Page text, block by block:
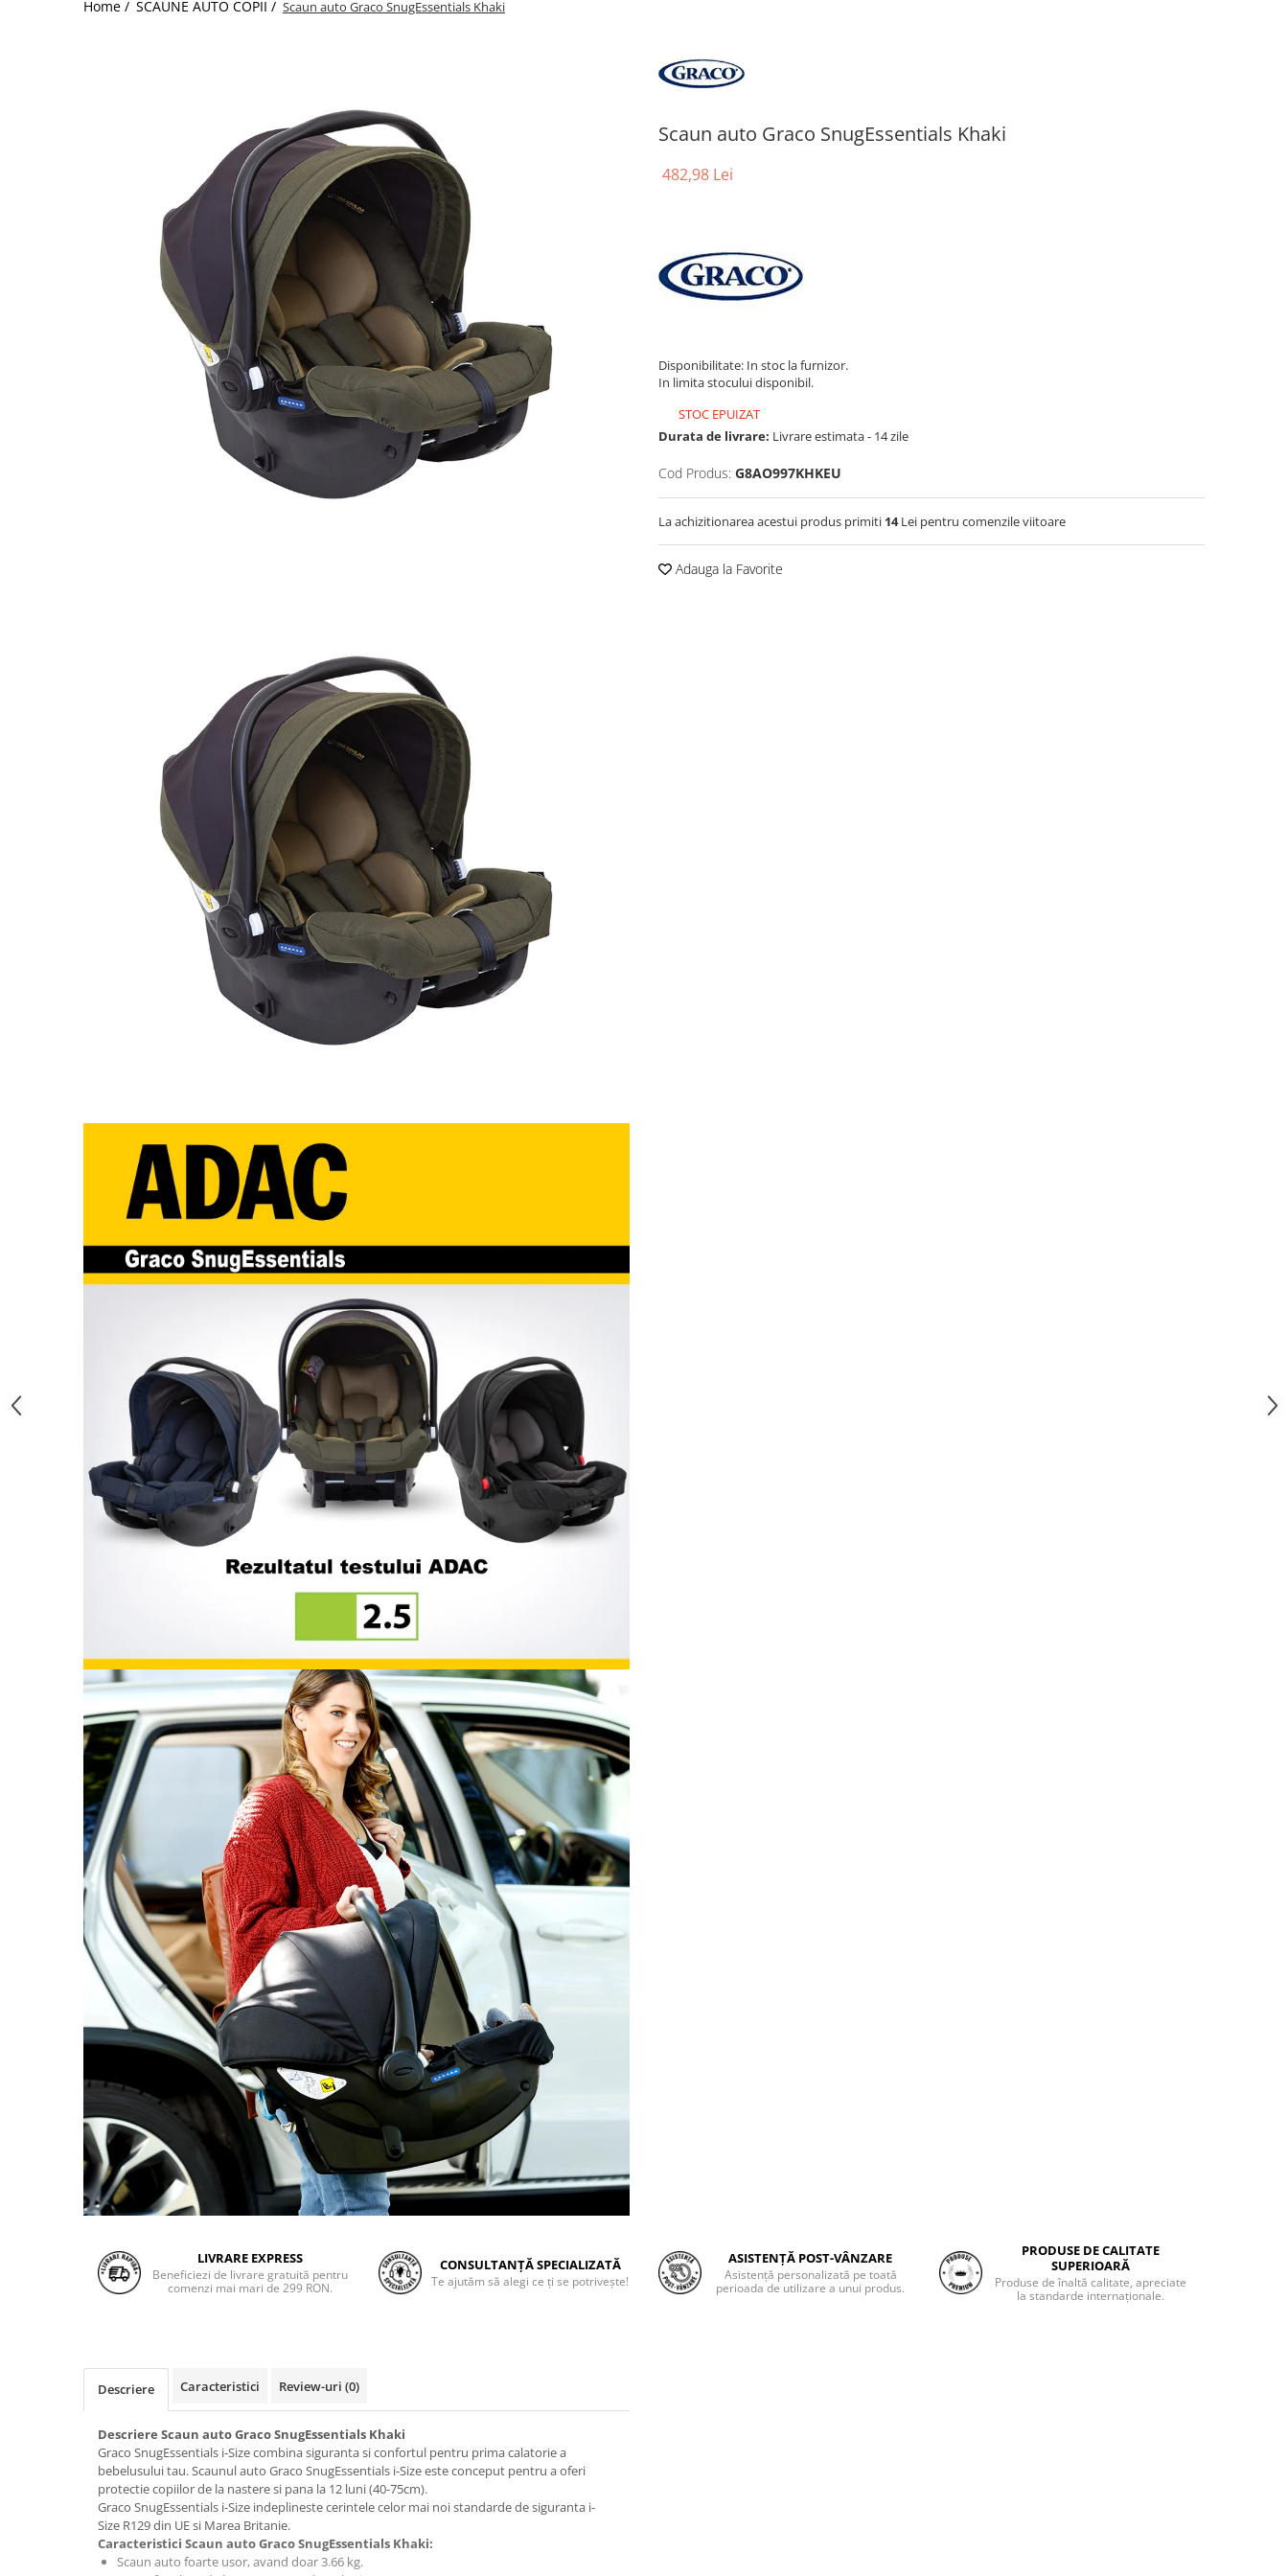
Jucarii de Sortare
Home / SCAUNE AUTO COPII / Scaun auto Graco SnugEssentials Khaki
Scaun auto Graco SnugEssentials Khaki
482,98 Lei
Disponibilitate: In stoc la furnizor.
In limita stocului disponibil.
STOC EPUIZAT
Durata de livrare: Livrare estimata - 14 zile
Cod Produs: G8AO997KHKEU
La achizitionarea acestui produs primiti 14Lei pentru comenzile viitoare
Adauga la Favorite
LIVRARE EXPRESS
Beneficiezi de livrare gratuită pentru
comenzi mai mari de 299 RON.
CONSULTANȚĂ SPECIALIZATĂ
Te ajutăm să alegi ce ți se potrivește!
ASISTENȚĂ POST-VÂNZARE
Asistență personalizată pe toată
perioada de utilizare a unui produs.
PRODUSE DE CALITATE
SUPERIOARĂ
Produse de înaltă calitate, apreciate
la standarde internaționale.
Descriere Caracteristici Review-uri (0)
Descriere Scaun auto Graco SnugEssentials Khaki
Graco SnugEssentials i-Size combina siguranta si confortul pentru prima calatorie a
bebelusului tau. Scaunul auto Graco SnugEssentials i-Size este conceput pentru a oferi
protectie copiilor de la nastere si pana la 12 luni (40-75cm).
Graco SnugEssentials i-Size indeplineste cerintele celor mai noi standarde de siguranta i-
Size R129 din UE si Marea Britanie.
Caracteristici Scaun auto Graco SnugEssentials Khaki:
Scaun auto foarte usor, avand doar 3.66 kg.